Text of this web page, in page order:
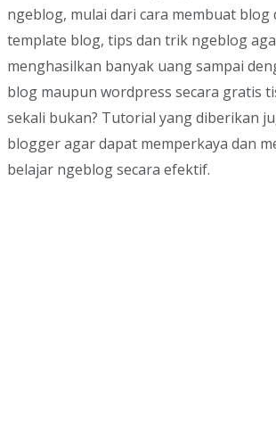
ngeblog, mulai dari cara membuat blog
template blog, tips dan trik ngeblog
menghasilkan banyak uang sampai
blog maupun wordpress secara gratis
sekali bukan? Tutorial yang diberikan
blogger agar dapat memperkaya dan
belajar ngeblog secara efektif.